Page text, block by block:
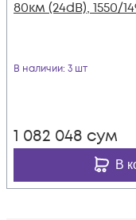
80км (24dB), 1550/
В наличии: 3 шт
1 082 048 сум
В